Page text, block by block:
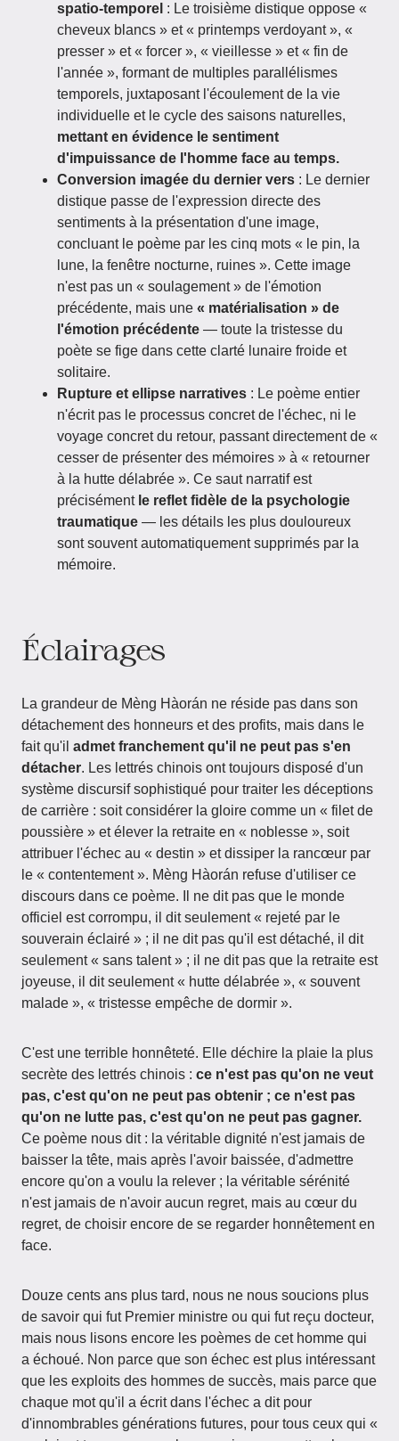
spatio-temporel : Le troisième distique oppose «
cheveux blancs » et « printemps verdoyant », «
presser » et « forcer », « vieillesse » et « fin de
l'année », formant de multiples parallélismes
temporels, juxtaposant l'écoulement de la vie
individuelle et le cycle des saisons naturelles,
mettant en évidence le sentiment
d'impuissance de l'homme face au temps.
Conversion imagée du dernier vers : Le dernier
distique passe de l'expression directe des
sentiments à la présentation d'une image,
concluant le poème par les cinq mots « le pin, la
lune, la fenêtre nocturne, ruines ». Cette image
n'est pas un « soulagement » de l'émotion
précédente, mais une « matérialisation » de
l'émotion précédente — toute la tristesse du
poète se fige dans cette clarté lunaire froide et
solitaire.
Rupture et ellipse narratives : Le poème entier
n'écrit pas le processus concret de l'échec, ni le
voyage concret du retour, passant directement de «
cesser de présenter des mémoires » à « retourner
à la hutte délabrée ». Ce saut narratif est
précisément le reflet fidèle de la psychologie
traumatique — les détails les plus douloureux
sont souvent automatiquement supprimés par la
mémoire.
Éclairages
La grandeur de Mèng Hàorán ne réside pas dans son
détachement des honneurs et des profits, mais dans le
fait qu'il admet franchement qu'il ne peut pas s'en
détacher. Les lettrés chinois ont toujours disposé d'un
système discursif sophistiqué pour traiter les déceptions
de carrière : soit considérer la gloire comme un « filet de
poussière » et élever la retraite en « noblesse », soit
attribuer l'échec au « destin » et dissiper la rancœur par
le « contentement ». Mèng Hàorán refuse d'utiliser ce
discours dans ce poème. Il ne dit pas que le monde
officiel est corrompu, il dit seulement « rejeté par le
souverain éclairé » ; il ne dit pas qu'il est détaché, il dit
seulement « sans talent » ; il ne dit pas que la retraite est
joyeuse, il dit seulement « hutte délabrée », « souvent
malade », « tristesse empêche de dormir ».
C'est une terrible honnêteté. Elle déchire la plaie la plus
secrète des lettrés chinois : ce n'est pas qu'on ne veut
pas, c'est qu'on ne peut pas obtenir ; ce n'est pas
qu'on ne lutte pas, c'est qu'on ne peut pas gagner.
Ce poème nous dit : la véritable dignité n'est jamais de
baisser la tête, mais après l'avoir baissée, d'admettre
encore qu'on a voulu la relever ; la véritable sérénité
n'est jamais de n'avoir aucun regret, mais au cœur du
regret, de choisir encore de se regarder honnêtement en
face.
Douze cents ans plus tard, nous ne nous soucions plus
de savoir qui fut Premier ministre ou qui fut reçu docteur,
mais nous lisons encore les poèmes de cet homme qui
a échoué. Non parce que son échec est plus intéressant
que les exploits des hommes de succès, mais parce que
chaque mot qu'il a écrit dans l'échec a dit pour
d'innombrables générations futures, pour tous ceux qui «